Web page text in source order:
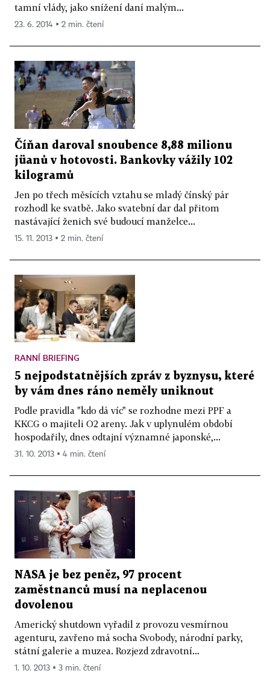
tamní vlády, jako snížení daní malým...
23. 6. 2014 ▪ 2 min. čtení
Číňan daroval snoubence 8,88 milionu
jüanů v hotovosti. Bankovky vážily 102
kilogramů
Jen po třech měsících vztahu se mladý čínský pár
rozhodl ke svatbě. Jako svatební dar dal přitom
nastávající ženich své budoucí manželce...
15. 11. 2013 ▪ 2 min. čtení
RANNÍ BRIEFING
5 nejpodstatnějších zpráv z byznysu, které
by vám dnes ráno neměly uniknout
Podle pravidla "kdo dá víc" se rozhodne mezi PPF a
KKCG o majiteli O2 areny. Jak v uplynulém období
hospodařily, dnes odtajní významné japonské,...
31. 10. 2013 ▪ 4 min. čtení
NASA je bez peněz, 97 procent
zaměstnanců musí na neplacenou
dovolenou
Americký shutdown vyřadil z provozu vesmírnou
agenturu, zavřeno má socha Svobody, národní parky,
státní galerie a muzea. Rozjezd zdravotní...
1. 10. 2013 ▪ 3 min. čtení